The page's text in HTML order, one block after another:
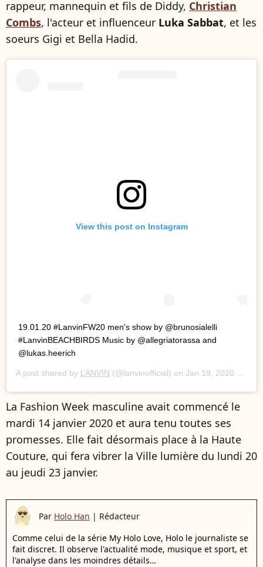
rappeur, mannequin et fils de Diddy, Christian
Combs, l'acteur et influenceur Luka Sabbat, et les
soeurs Gigi et Bella Hadid.
View this post on Instagram
19.01.20 #LanvinFW20 men's show by @brunosialelli
#LanvinBEACHBIRDS Music by @allegriatorassa and
@lukas.heerich
A post shared by LANVIN (@lanvinofficial) on Jan 19, 2020 at 6:14am PST
La Fashion Week masculine avait commencé le
mardi 14 janvier 2020 et aura tenu toutes ses
promesses. Elle fait désormais place à la Haute
Couture, qui fera vibrer la Ville lumière du lundi 20
au jeudi 23 janvier.
Par Holo Han | Rédacteur
Comme celui de la série My Holo Love, Holo le journaliste se
fait discret. Il observe l'actualité mode, musique et sport, et
l'analyse dans les moindres détails…